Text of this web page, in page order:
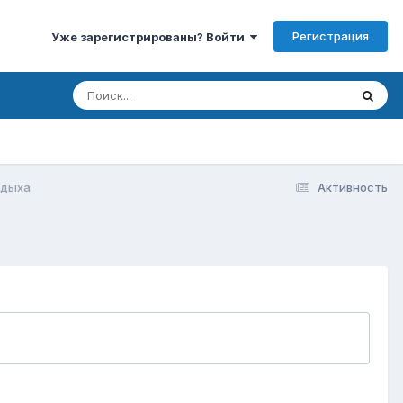
Уже зарегистрированы? Войти Регистрация
Активность